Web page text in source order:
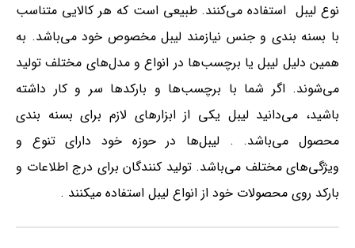
نوع لیبل استفاده می‌کنند. طبیعی است که هر کالایی متناسب
با بسنه بندی و جنس نیازمند لیبل مخصوص خود می‌باشد. به
همین دلیل لیبل‌ یا برچسب‌ها در انواع و مدل‌های مختلف تولید
می‌شوند. اگر شما با برچسب‌ها و بارکدها سر و کار داشته
باشید، می‌دانید لیبل یکی از ابزارهای لازم برای بسنه بندی
محصول می‌باشد. . لیبل‌ها در حوزه خود دارای تنوع و
ویژگی‌های مختلف می‌باشد. تولید کنندگان برای درج اطلاعات و
بارکد روی محصولات خود از انواع لیبل استفاده میکنند .